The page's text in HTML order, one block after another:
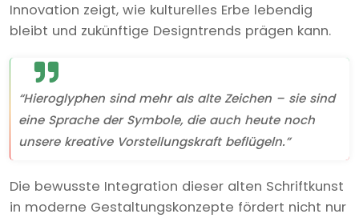
Innovation zeigt, wie kulturelles Erbe lebendig
bleibt und zukünftige Designtrends prägen kann.
“Hieroglyphen sind mehr als alte Zeichen – sie sind
eine Sprache der Symbole, die auch heute noch
unsere kreative Vorstellungskraft beflügeln.”
Die bewusste Integration dieser alten Schriftkunst
in moderne Gestaltungskonzepte fördert nicht nur